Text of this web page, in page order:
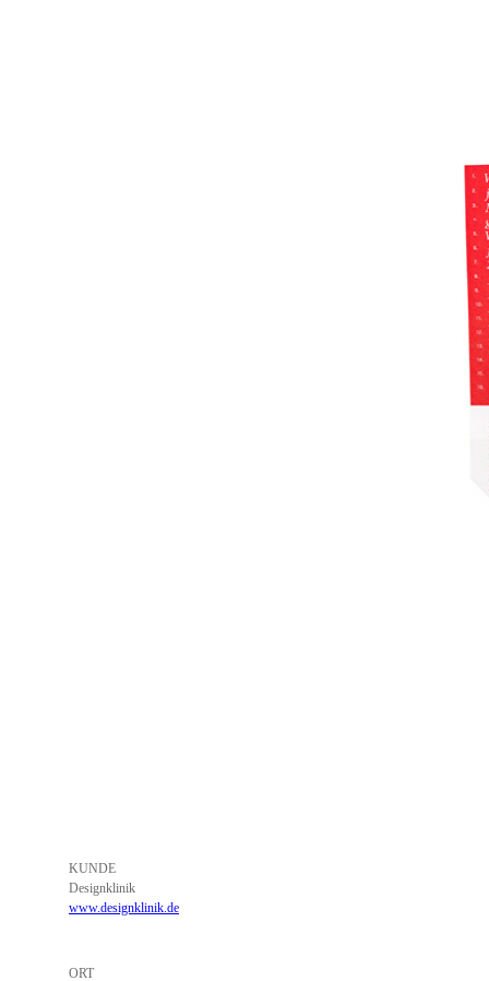
KUNDE
Designklinik
www.designklinik.de
ORT